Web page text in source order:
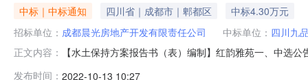
中标｜中标通知 四川省｜成都市｜郫都区
中标4.30万元
招标单位： 成都晨光房地产开发有限责任公司 中标单位： 四川九
正文内容：
【水土保持方案报告书（表）编制】红韵雅苑一、中选
发布时间： 2022-10-13 10:27